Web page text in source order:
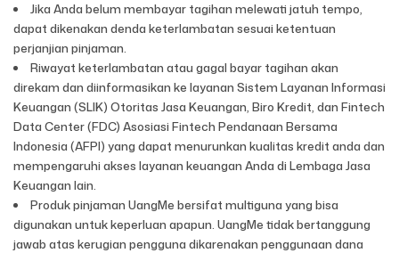
Jika Anda belum membayar tagihan melewati jatuh tempo,
dapat dikenakan denda keterlambatan sesuai ketentuan
perjanjian pinjaman.
Riwayat keterlambatan atau gagal bayar tagihan akan
direkam dan diinformasikan ke layanan Sistem Layanan Informasi
Keuangan (SLIK) Otoritas Jasa Keuangan, Biro Kredit, dan Fintech
Data Center (FDC) Asosiasi Fintech Pendanaan Bersama
Indonesia (AFPI) yang dapat menurunkan kualitas kredit anda dan
mempengaruhi akses layanan keuangan Anda di Lembaga Jasa
Keuangan lain.
Produk pinjaman UangMe bersifat multiguna yang bisa
digunakan untuk keperluan apapun. UangMe tidak bertanggung
jawab atas kerugian pengguna dikarenakan penggunaan dana